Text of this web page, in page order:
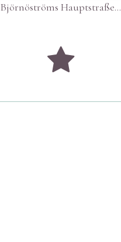
Björnöströms Hauptstraße…